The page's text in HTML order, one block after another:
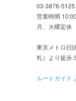
03-3876-5125
営業時間
月、火曜定休
東京メトロ日
札）より徒歩
ルートガイド